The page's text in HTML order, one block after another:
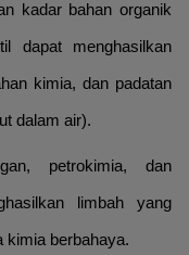
kadar bahan organik
dapat menghasilkan
kimia, dan padatan
dalam air).
petrokimia, dan
limbah yang
kimia berbahaya.